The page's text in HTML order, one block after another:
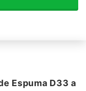
Espuma D33 a